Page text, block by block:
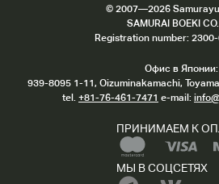
© 2007—2026
SAMURAI BOEKI
Registration number:
Офис в Японии:
939-8095 1-11, Oizuminakamachi,
tel. +81-76-461-7471 e-mail:
ПРИНИМАЕМ К
МЫ В СОЦСЕТЯХ